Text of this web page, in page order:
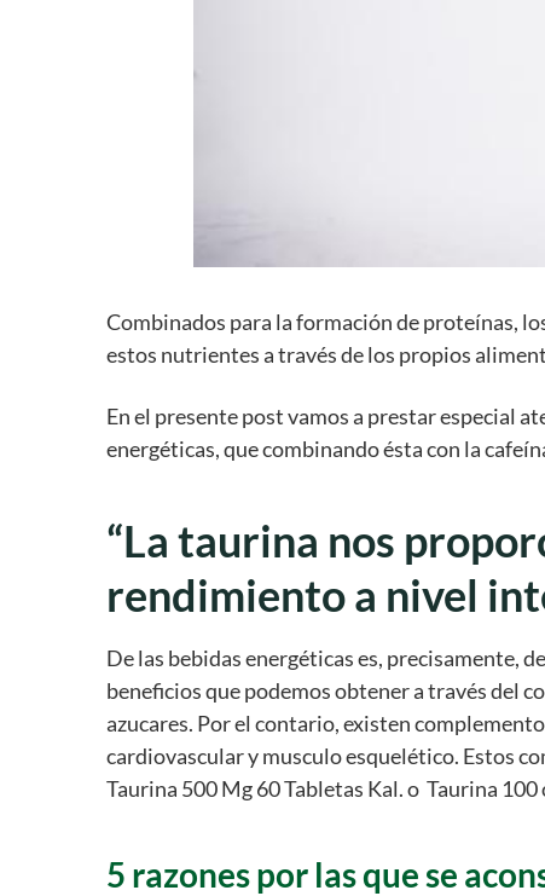
Combinados para la formación de proteínas,
estos nutrientes a través de los propios
En el presente post vamos a prestar especial
energéticas, que combinando ésta con la
“La taurina nos
rendimiento a nivel
De las bebidas energéticas es, precisamente,
beneficios que podemos obtener a través del
azucares. Por el contario, existen
cardiovascular y musculo esquelético. Estos
Taurina 500 Mg 60 Tabletas Kal. o Taurina
5 razones por las que se